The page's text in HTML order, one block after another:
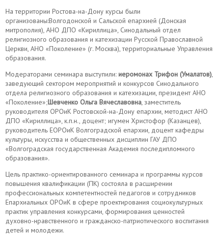
На территории Ростова-на-Дону курсы были
организованы:Волгодонской и Сальской епархией (Донская
митрополия), АНО ДПО «Кириллица», Синодальный отдел
религиозного образования и катехизации Русской Православной
Церкви, АНО «Поколение» (г. Москва), территориальные Управления
образования.
Модераторами семинара выступили:иеромонах Трифон (Умалатов),
заведующий сектором мероприятий и конкурсов Синодального
отдела религиозного образования и катехизации, президент АНО
«Поколение»;Шевченко Ольга Вячеславовна, заместитель
руководителя ОРОиК Ростовской-на-Дону епархии, методист АНО
ДПО «Кириллица», к.п.н., доцент; игумен Христофор (Казанцев),
руководитель ЕОРОиК Волгоградской епархии, доцент кафедры
культуры, искусства и общественных дисциплин ГАУ ДПО
«Волгоградская государственная Академия последипломного
образования».
Цель практико-ориентированного семинара и программы курсов
повышения квалификации (ПК) состояла в расширении
профессиональных компетентностей педагогов и сотрудников
Епархиальных ОРОиК в сфере проектирования социокультурных
практик управления конкурсами, формирования ценностей
духовно-нравственного и гражданско-патриотического воспитания
детей и молодежи.